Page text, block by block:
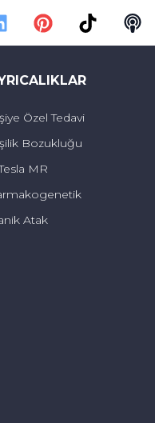
belirtiler
Özel Tedavi
Bozukluğu
MR
Atak